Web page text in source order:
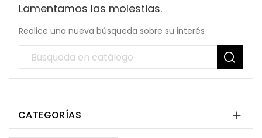
Lamentamos las molestias.
Realice una nueva búsqueda sobre su interés
CATEGORÍAS 